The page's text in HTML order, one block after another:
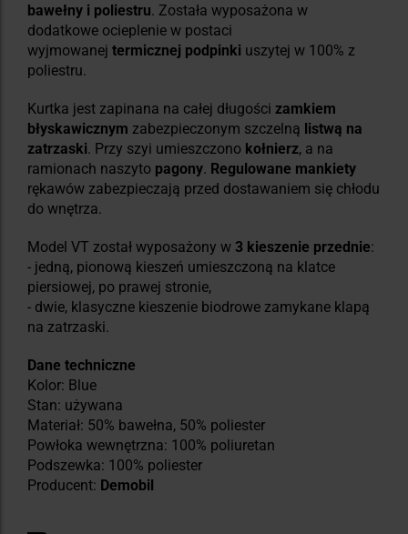
bawełny i poliestru. Została wyposażona w
dodatkowe ocieplenie w postaci
wyjmowanej termicznej podpinki uszytej w 100% z
poliestru.
Kurtka jest zapinana na całej długości zamkiem
błyskawicznym zabezpieczonym szczelną listwą na
zatrzaski. Przy szyi umieszczono kołnierz, a na
ramionach naszyto pagony. Regulowane mankiety
rękawów zabezpieczają przed dostawaniem się chłodu
do wnętrza.
Model VT został wyposażony w 3 kieszenie przednie:
- jedną, pionową kieszeń umieszczoną na klatce
piersiowej, po prawej stronie,
- dwie, klasyczne kieszenie biodrowe zamykane klapą
na zatrzaski.
Dane techniczne
Kolor: Blue
Stan: używana
Materiał: 50% bawełna, 50% poliester
Powłoka wewnętrzna: 100% poliuretan
Podszewka: 100% poliester
Producent: Demobil